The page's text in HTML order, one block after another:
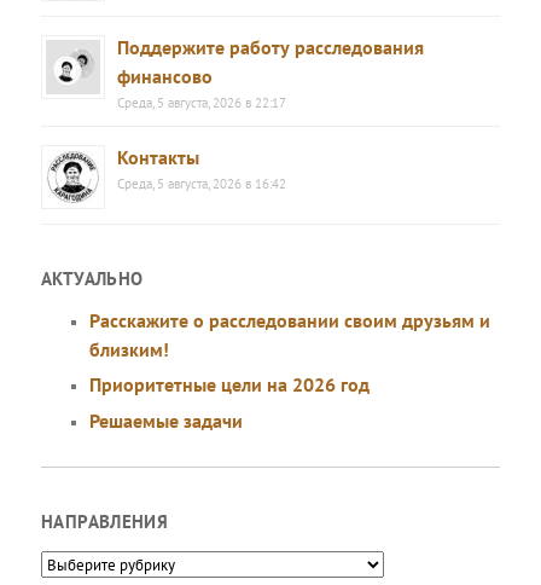
Поддержите работу расследования
финансово
Среда, 5 августа, 2026 в 22:17
Контакты
Среда, 5 августа, 2026 в 16:42
АКТУАЛЬНО
Расскажите о расследовании своим друзьям и
близким!
Приоритетные цели на 2026 год
Решаемые задачи
НАПРАВЛЕНИЯ
Направления